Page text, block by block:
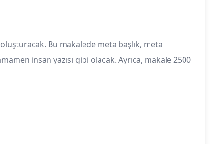
Bu makalede meta başlık, meta
insan yazısı gibi olacak. Ayrıca, makale 2500